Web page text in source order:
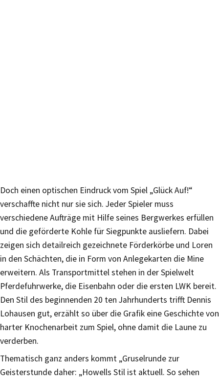
Doch einen optischen Eindruck vom Spiel „Glück Auf!“
verschaffte nicht nur sie sich. Jeder Spieler muss
verschiedene Aufträge mit Hilfe seines Bergwerkes erfüllen
und die geförderte Kohle für Siegpunkte ausliefern. Dabei
zeigen sich detailreich gezeichnete Förderkörbe und Loren
in den Schächten, die in Form von Anlegekarten die Mine
erweitern. Als Transportmittel stehen in der Spielwelt
Pferdefuhrwerke, die Eisenbahn oder die ersten LWK bereit.
Den Stil des beginnenden 20 ten Jahrhunderts trifft Dennis
Lohausen gut, erzählt so über die Grafik eine Geschichte von
harter Knochenarbeit zum Spiel, ohne damit die Laune zu
verderben.
Thematisch ganz anders kommt „Gruselrunde zur
Geisterstunde daher: „Howells Stil ist aktuell. So sehen